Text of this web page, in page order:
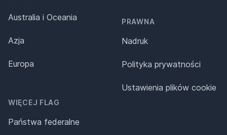
Australia i Oceania
Azja
Europa
WIĘCEJ FLAG
Państwa federalne
PRAWNA
Nadruk
Polityka prywatności
Ustawienia plików cookie